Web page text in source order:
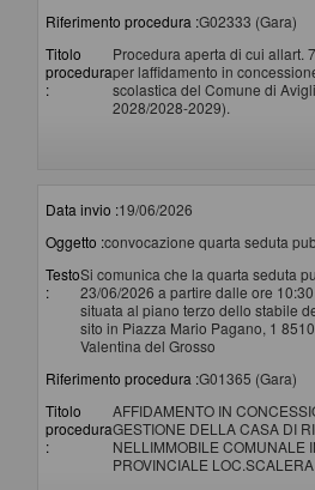
Riferimento procedura :G02333 (Gara)
Titolo
procedura
:
Procedura aperta di cui allart.
per laffidamento in
scolastica del Comune di
2028/2028-2029).
Data invio :19/06/2026
Oggetto :convocazione quarta seduta
Testo
:
Si comunica che la quarta seduta
23/06/2026 a partire dalle ore
situata al piano terzo dello stabile
sito in Piazza Mario Pagano, 1
Valentina del Grosso
Riferimento procedura :G01365 (Gara)
Titolo
procedura
:
AFFIDAMENTO IN
GESTIONE DELLA CASA DI
NELLIMMOBILE COMUNALE
PROVINCIALE LOC.SCALERA